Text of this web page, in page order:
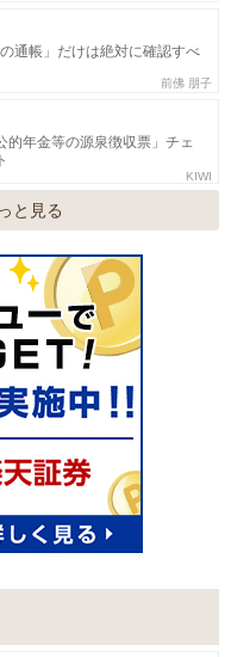
通帳」だけは絶対に確認すべ
前佛 朋子
的年金等の源泉徴収票」チェ
KIWI
と見る